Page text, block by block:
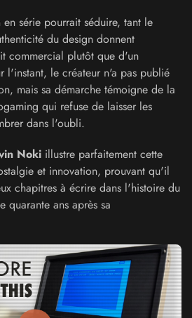
série pourrait séduire, tant le
du design donnent
commercial plutôt que d'un
l'instant, le créateur n'a pas publié
mais sa démarche témoigne de la
qui refuse de laisser les
dans l'oubli.
Noki illustre parfaitement cette
et innovation, prouvant qu'il
chapitres à écrire dans l'histoire du
quarante ans après sa